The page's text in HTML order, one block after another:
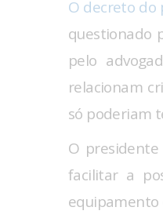
O decreto do
questionado
pelo
relacionam
só poderiam
O
facilitar a
equipamento